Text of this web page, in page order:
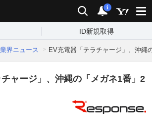
検索 通知
i
ID新規取得
業界ニュース EV充電器「テラチャージ」、沖縄
ャージ」、沖縄の「メガネ1番」2